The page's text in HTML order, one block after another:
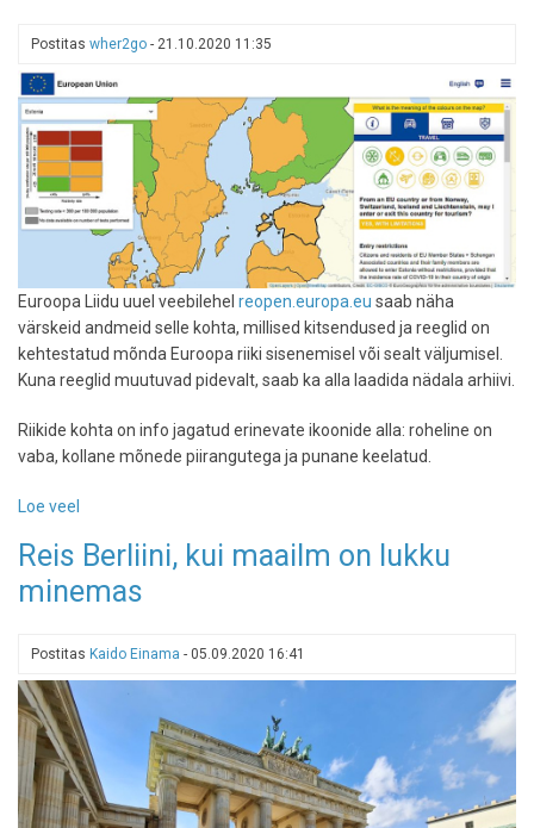
koroonapandeemia
ajal
piiriületust
Postitas wher2go - 21.10.2020 11:35
Euroopa Liidu uuel veebilehel reopen.europa.eu saab näha
värskeid andmeid selle kohta, millised kitsendused ja reeglid on
kehtestatud mõnda Euroopa riiki sisenemisel või sealt väljumisel.
Kuna reeglid muutuvad pidevalt, saab ka alla laadida nädala arhiivi.
Riikide kohta on info jagatud erinevate ikoonide alla: roheline on
vaba, kollane mõnede piirangutega ja punane keelatud.
Loe veel
Liit
tegi
saab
vaadata
värskeid
reisitingimusi
Reis Berliini, kui maailm on lukku
minemas
Postitas Kaido Einama - 05.09.2020 16:41